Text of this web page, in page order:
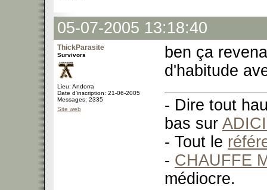
05-07-2005 13:18:40
ThickParasite
Survivors
Lieu: Andorra
Date d'inscription: 21-06-2005
Messages: 2335
Site web
ben ça
d'habitude
- Dire tout
bas sur
- Tout le
- CHAUFFE
médiocre.